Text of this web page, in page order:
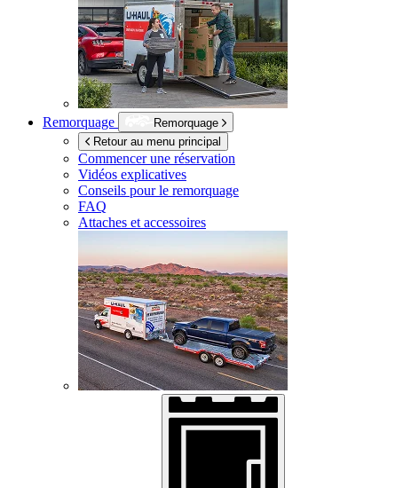
Remorquage
Remorquage
Retour au menu principal
Commencer une réservation
Vidéos explicatives
Conseils pour le remorquage
FAQ
Attaches et accessoires